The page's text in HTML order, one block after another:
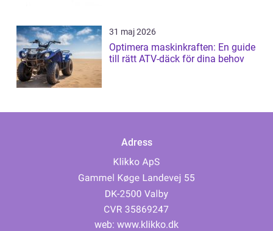
31 maj 2026
Optimera maskinkraften: En guide
till rätt ATV-däck för dina behov
Adress
web: www.klikko.dk